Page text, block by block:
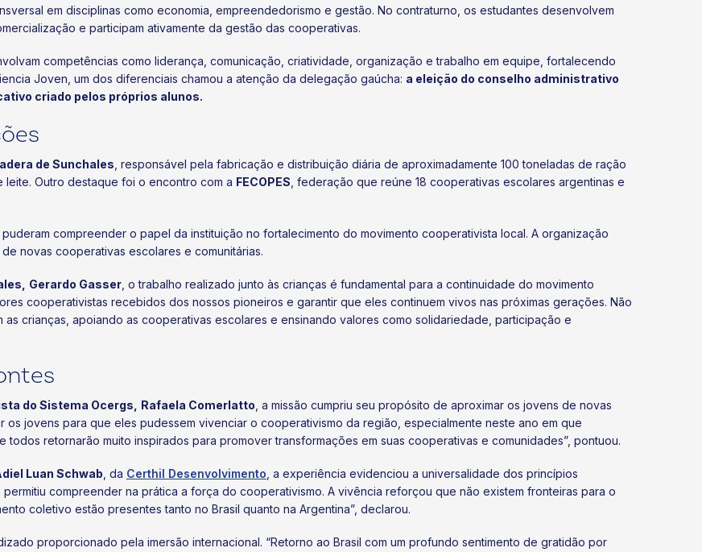
em disciplinas como economia, empreendedorismo e gestão. No contraturno, os estudantes desenvolvem
e participam ativamente da gestão das cooperativas.
competências como liderança, comunicação, criatividade, organização e trabalho em equipe, fortalecendo
Joven, um dos diferenciais chamou a atenção da delegação gaúcha: a eleição do conselho administrativo
criado pelos próprios alunos.
de Sunchales , responsável pela fabricação e distribuição diária de aproximadamente 100 toneladas de ração
Outro destaque foi o encontro com a FECOPES , federação que reúne 18 cooperativas escolares argentinas e
puderam compreender o papel da instituição no fortalecimento do movimento cooperativista local. A organização
novas cooperativas escolares e comunitárias.
Gerardo Gasser , o trabalho realizado junto às crianças é fundamental para a continuidade do movimento
cooperativistas recebidos dos nossos pioneiros e garantir que eles continuem vivos nas próximas gerações. Não
crianças, apoiando as cooperativas escolares e ensinando valores como solidariedade, participação e
do Sistema Ocergs, Rafaela Comerlatto , a missão cumpriu seu propósito de aproximar os jovens de novas
os jovens para que eles pudessem vivenciar o cooperativismo da região, especialmente neste ano em que
retornarão muito inspirados para promover transformações em suas cooperativas e comunidades”, pontuou.
Luan Schwab , da Certhil Desenvolvimento , a experiência evidenciou a universalidade dos princípios
compreender na prática a força do cooperativismo. A vivência reforçou que não existem fronteiras para o
coletivo estão presentes tanto no Brasil quanto na Argentina”, declarou.
proporcionado pela imersão internacional. “Retorno ao Brasil com um profundo sentimento de gratidão por